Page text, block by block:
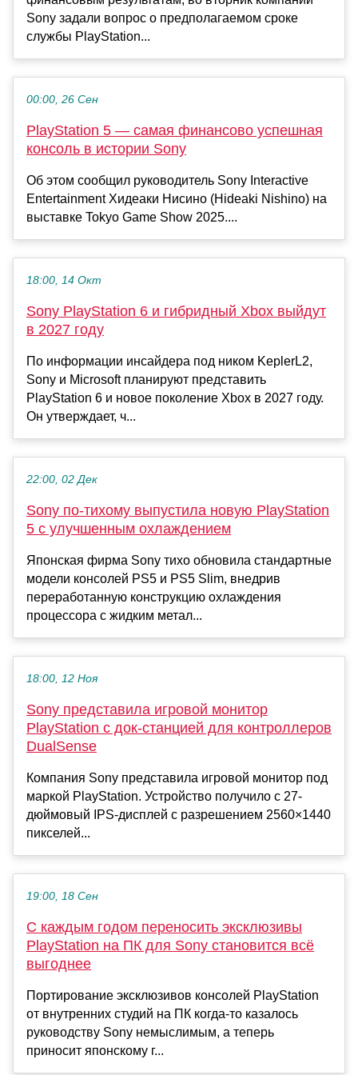
Sony задали вопрос о предполагаемом сроке
службы PlayStation...
00:00, 26 Сен
PlayStation 5 — самая финансово успешная
консоль в истории Sony
Об этом сообщил руководитель Sony Interactive
Entertainment Хидеаки Нисино (Hideaki Nishino) на
выставке Tokyo Game Show 2025....
18:00, 14 Окт
Sony PlayStation 6 и гибридный Xbox выйдут
в 2027 году
По информации инсайдера под ником KeplerL2,
Sony и Microsoft планируют представить
PlayStation 6 и новое поколение Xbox в 2027 году.
Он утверждает, ч...
22:00, 02 Дек
Sony по-тихому выпустила новую PlayStation
5 с улучшенным охлаждением
Японская фирма Sony тихо обновила стандартные
модели консолей PS5 и PS5 Slim, внедрив
переработанную конструкцию охлаждения
процессора с жидким метал...
18:00, 12 Ноя
Sony представила игровой монитор
PlayStation с док-станцией для контроллеров
DualSense
Компания Sony представила игровой монитор под
маркой PlayStation. Устройство получило с 27-
дюймовый IPS-дисплей с разрешением 2560×1440
пикселей...
19:00, 18 Сен
С каждым годом переносить эксклюзивы
PlayStation на ПК для Sony становится всё
выгоднее
Портирование эксклюзивов консолей PlayStation
от внутренних студий на ПК когда-то казалось
руководству Sony немыслимым, а теперь
приносит японскому г...